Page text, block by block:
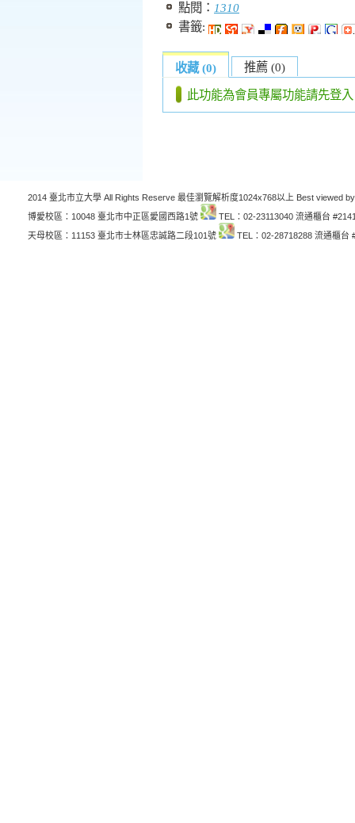
點閱： 1310
書籤:
收藏 (0) 推薦 (0)
此功能為會員專屬功能請先登入
2014 臺北市立大學 All Rights Reserve 最佳瀏覽解析度1024x768以上 Best viewed
博愛校區：10048 臺北市中正區愛國西路1號
TEL：02-23113040 流通櫃台
天母校區：11153 臺北市士林區忠誠路二段101號
TEL：02-28718288 流通櫃台